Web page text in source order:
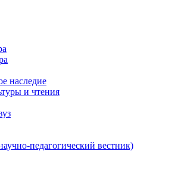
наследие
и чтения
педагогический вестник)